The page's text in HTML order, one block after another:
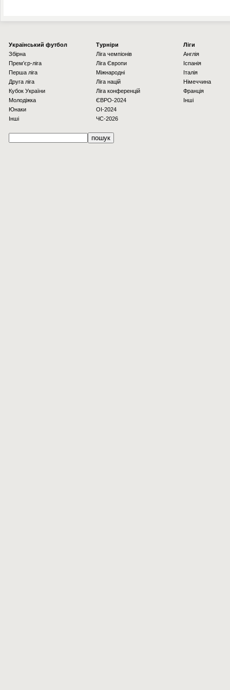
Українcький футбол
Збірна
Прем'єр-ліга
Перша ліга
Друга ліга
Кубок України
Молодіжка
Юнаки
Інші
Турніри
Ліга чемпіонів
Ліга Європи
Міжнародні
Ліга націй
Ліга конференцій
ЄВРО-2024
OI-2024
ЧС-2026
Ліги
Англія
Іспанія
Італія
Німеччина
Франція
Інші